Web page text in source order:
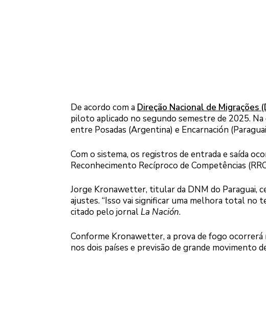
De acordo com a Direção Nacional de Migrações
piloto aplicado no segundo semestre de 2025.
entre Posadas (Argentina) e Encarnación
Com o sistema, os registros de entrada e saída
Reconhecimento Recíproco de Competências
Jorge Kronawetter, titular da DNM do Paraguai,
ajustes. “Isso vai significar uma melhora total no
citado pelo jornalLa Nación.
Conforme Kronawetter, a prova de fogo ocorrerá
nos dois países e previsão de grande movimento